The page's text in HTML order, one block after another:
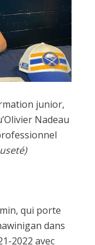
junior,
Nadeau
qui porte
dans
2022 avec